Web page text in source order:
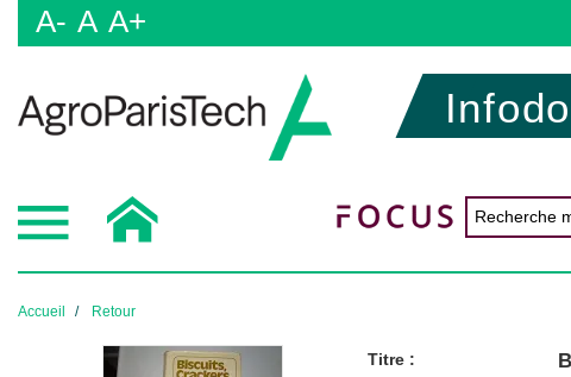
A- A A+
Accueil Retour
Titre :